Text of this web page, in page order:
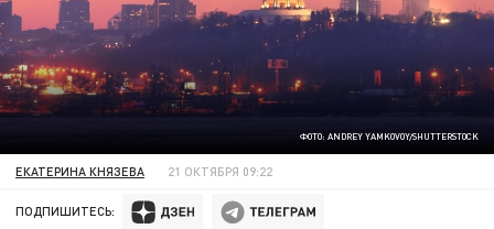
ФОТО: ANDREY YAMKOVOY/SHUTTERSTOCK
ЕКАТЕРИНА КНЯЗЕВА 21 ОКТЯБРЯ 09:22
ПОДПИШИТЕСЬ: